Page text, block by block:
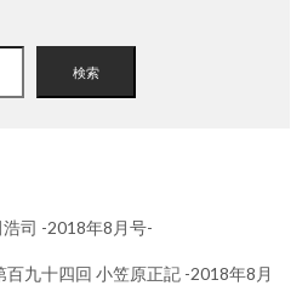
検索
浩司 -2018年8月号-
百九十四回 小笠原正記 -2018年8月